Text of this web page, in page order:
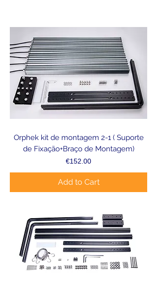
Orphek kit de montagem 2-1 ( Suporte
de Fixação+Braço de Montagem)
Price
€152.00
Add to Cart